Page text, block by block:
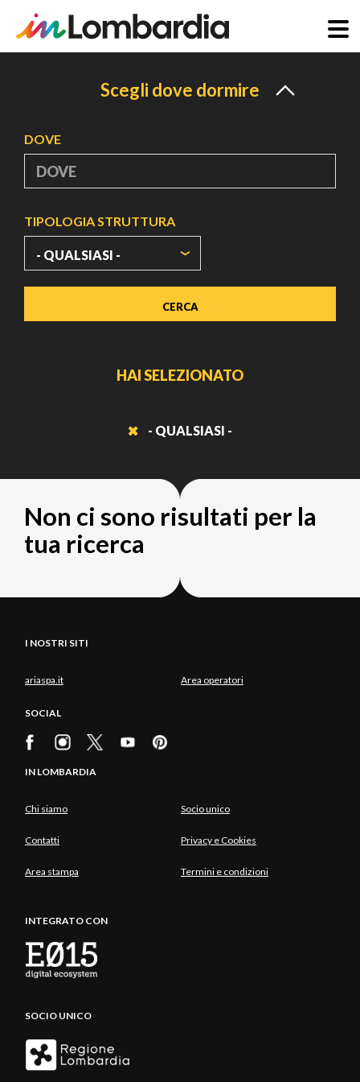
Scegli dove dormire
DOVE
TIPOLOGIA STRUTTURA
HAI SELEZIONATO
- QUALSIASI -
Non ci sono risultati per la
tua ricerca
I NOSTRI SITI
ariaspa.it Area operatori
SOCIAL
IN LOMBARDIA
Chi siamo Socio unico
Contatti Privacy e Cookies
Area stampa Termini e condizioni
INTEGRATO CON
SOCIO UNICO